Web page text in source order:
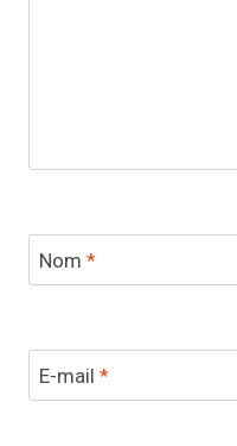
Nom *
E-mail *